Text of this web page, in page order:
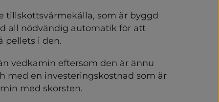
tillskottsvärmekälla, som är byggd
all nödvändig automatik för att
pellets i den.
vedkamin eftersom den är ännu
med en investeringskostnad som är
med skorsten.